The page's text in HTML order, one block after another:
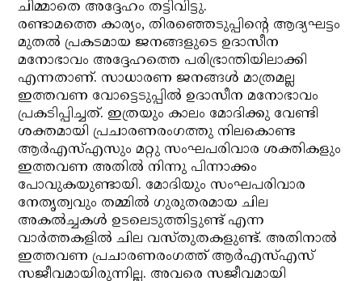
ചിമ്മാതെ അദ്ദേഹം തട്ടിവിട്ടു.
രണ്ടാമത്തെ കാര്യം, തിരഞ്ഞെടുപ്പിന്റെ ആദ്യഘട്ടം
മുതല്‍ പ്രകടമായ ജനങ്ങളുടെ ഉദാസീന
മനോഭാവം അദ്ദേഹത്തെ പരിഭ്രാന്തിയിലാക്കി
എന്നതാണ്. സാധാരണ ജനങ്ങള്‍ മാത്രമല്ല
ഇത്തവണ വോട്ടെടുപ്പില്‍ ഉദാസീന മനോഭാവം
പ്രകടിപ്പിച്ചത്. ഇത്രയും കാലം മോദിക്കു വേണ്ടി
ശക്തമായി പ്രചാരണരംഗത്തു നിലകൊണ്ട
ആര്‍എസ്എസും മറ്റു സംഘപരിവാര ശക്തികളും
ഇത്തവണ അതില്‍ നിന്നു പിന്നാക്കം
പോവുകയുണ്ടായി. മോദിയും സംഘപരിവാര
നേതൃത്വവും തമ്മില്‍ ഗുരുതരമായ ചില
അകല്‍ച്ചകള്‍ ഉടലെടുത്തിട്ടുണ്ട് എന്ന
വാര്‍ത്തകളില്‍ ചില വസ്തുതകളുണ്ട്. അതിനാല്‍
ഇത്തവണ പ്രചാരണരംഗത്ത് ആര്‍എസ്എസ്
സജീവമായിരുന്നില്ല. അവരെ സജീവമായി